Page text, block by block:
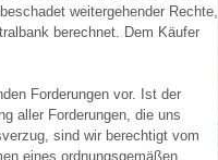
weitergehender Rechte,
berechnet. Dem Käufer
Forderungen vor. Ist der
aller Forderungen, die uns
sind wir berechtigt vom
eines ordnungsgemäßen